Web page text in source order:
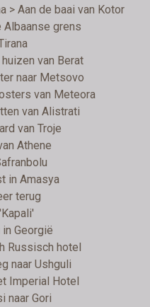
> Aan de baai van Kotor
Albaanse grens
van Berat
naar Metsovo
van Meteora
van Alistrati
van Troje
Athene
in Amasya
terug
Georgië
Russisch hotel
naar Ushguli
Imperial Hotel
naar Gori